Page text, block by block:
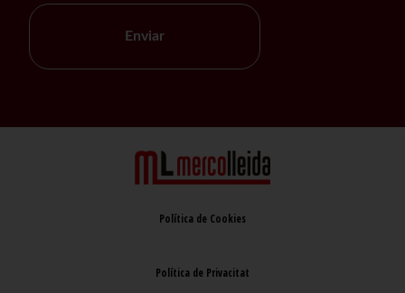
Enviar
Política de Cookies
Política de Privacitat